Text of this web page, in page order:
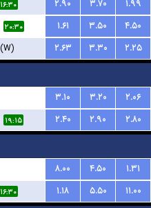
۱۶:۳۰ ۲.۹۰ ۳.۷۰
۱.۹۹
۲۰:۳۰ ۱.۶۱ ۳.۵۰
۴.۵۰
۲.۶۳ ۳.۳۰
۲.۲۵
۳.۱۰ ۳.۲۰
۲.۰۶
۱۹:۱۵ ۲.۴۰ ۲.۹۰
۲.۸۰
۸.۰۰ ۴.۵۰
۱.۳۱
۱۶:۳۰ ۱.۱۸ ۵.۵۰
۱۱.۰۰